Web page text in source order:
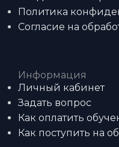
Политика
Согласие на
Информация
Личный кабинет
Задать вопрос
Как оплатить
Как поступить на